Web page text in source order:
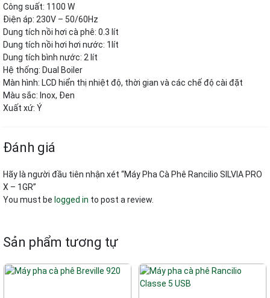
Công suất: 1100 W
Điện áp: 230V – 50/60Hz
Dung tích nồi hơi cà phê: 0.3 lít
Dung tích nồi hơi hơi nước: 1lít
Dung tích bình nước: 2 lít
Hệ thống: Dual Boiler
Màn hình: LCD hiển thị nhiệt độ, thời gian và các chế độ cài đặt
Màu sắc: Inox, Đen
Xuất xứ: Ý
Đánh giá
Hãy là người đầu tiên nhận xét “Máy Pha Cà Phê Rancilio SILVIA PRO
X – 1GR”
You must be logged in to post a review.
Sản phẩm tương tự